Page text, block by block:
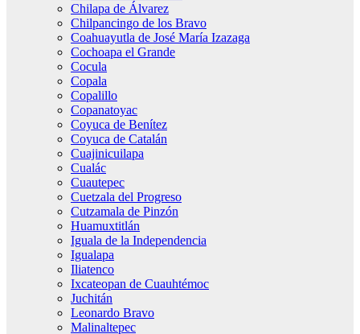
Chilapa de Álvarez
Chilpancingo de los Bravo
Coahuayutla de José María Izazaga
Cochoapa el Grande
Cocula
Copala
Copalillo
Copanatoyac
Coyuca de Benítez
Coyuca de Catalán
Cuajinicuilapa
Cualác
Cuautepec
Cuetzala del Progreso
Cutzamala de Pinzón
Huamuxtitlán
Iguala de la Independencia
Igualapa
Iliatenco
Ixcateopan de Cuauhtémoc
Juchitán
Leonardo Bravo
Malinaltepec